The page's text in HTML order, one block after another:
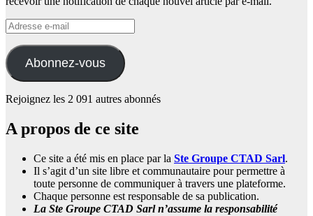
Adresse
e-
mail
Abonnez-vous
Rejoignez les 2 091 autres abonnés
A propos de ce site
Ce site a été mis en place par la Ste Groupe CTAD Sarl.
Il s’agit d’un site libre et communautaire pour permettre à
toute personne de communiquer à travers une plateforme.
Chaque personne est responsable de sa publication.
La Ste Groupe CTAD Sarl n’assume la responsabilité